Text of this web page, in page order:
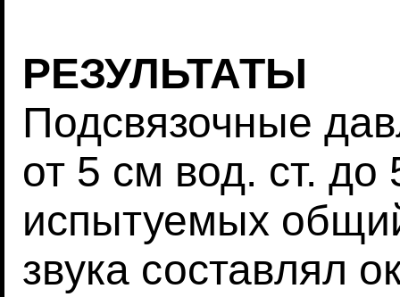
РЕЗУЛЬТАТЫ
Подсвязочные
от 5 см вод. ст.
испытуемых
звука составлял